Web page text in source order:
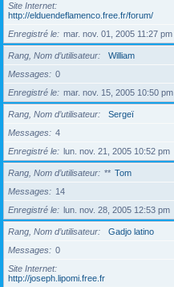
Site Internet
http://elduendeflamenco.free.fr/forum/
Enregistré le
mar. nov. 01, 2005 11:27 pm
Rang, Nom d’utilisateur
William
Messages
0
Enregistré le
mar. nov. 15, 2005 10:50 pm
Rang, Nom d’utilisateur
Sergeï
Messages
4
Enregistré le
lun. nov. 21, 2005 10:52 pm
Rang, Nom d’utilisateur ** Tom
Messages
14
Enregistré le
lun. nov. 28, 2005 12:53 pm
Rang, Nom d’utilisateur
Gadjo latino
Messages
0
Site Internet
http://joseph.lipomi.free.fr